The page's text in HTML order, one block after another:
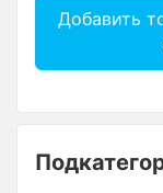
Добавить